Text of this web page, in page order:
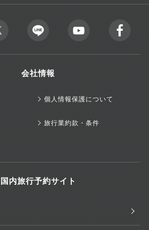
会社情報
個人情報保護について
旅行業約款・条件
国内旅行予約サイト